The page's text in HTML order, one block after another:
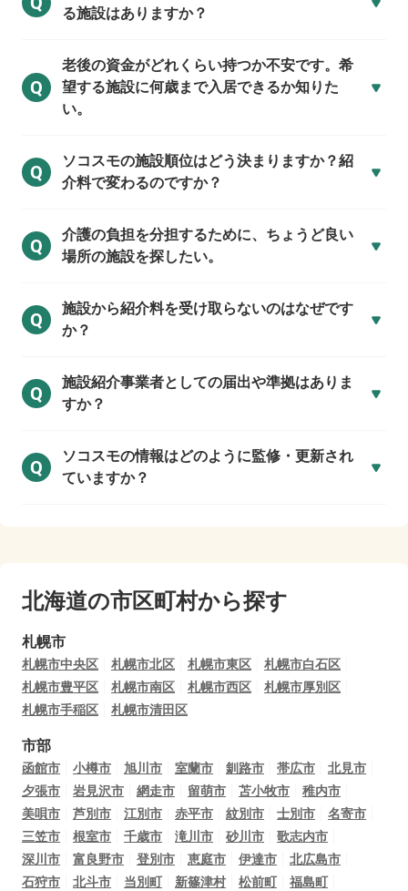
る施設はありますか？
Q
老後の資金がどれくらい持つか不安です。希
望する施設に何歳まで入居できるか知りた
い。
Q
ソコスモの施設順位はどう決まりますか？紹
介料で変わるのですか？
Q
介護の負担を分担するために、ちょうど良い
場所の施設を探したい。
Q
施設から紹介料を受け取らないのはなぜです
か？
Q
施設紹介事業者としての届出や準拠はありま
すか？
Q
ソコスモの情報はどのように監修・更新され
ていますか？
北海道の市区町村から探す
札幌市
札幌市中央区 札幌市北区 札幌市東区
札幌市白石区
札幌市豊平区
札幌市南区 札幌市西区
札幌市厚別区
札幌市手稲区
札幌市清田区
市部
函館市 小樽市 旭川市 室蘭市 釧路市 帯広市
北見市
夕張市
岩見沢市 網走市 留萌市 苫小牧市
稚内市
美唄市
芦別市 江別市 赤平市 紋別市 士別市
名寄市
三笠市
根室市 千歳市 滝川市 砂川市
歌志内市
深川市
富良野市 登別市 恵庭市 伊達市
北広島市
石狩市
北斗市 当別町 新篠津村 松前町 福島町